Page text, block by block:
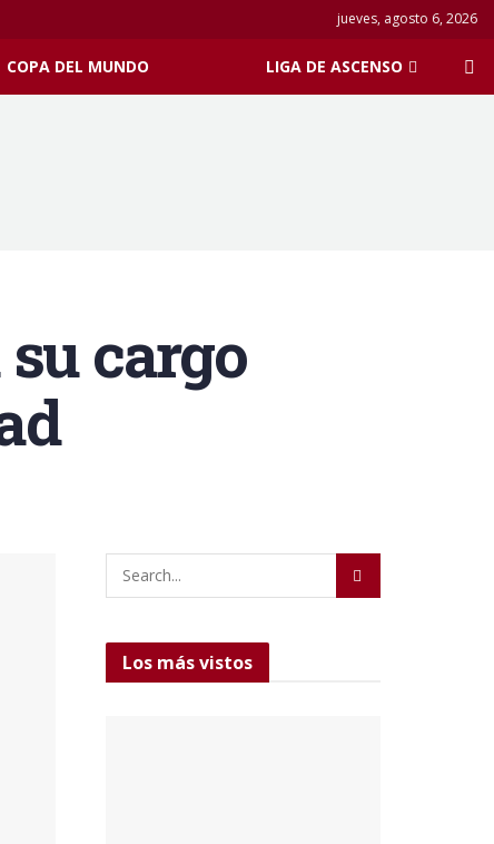
jueves, agosto 6, 2026
COPA DEL MUNDO LIGA DE ASCENSO
cargo
Los más vistos